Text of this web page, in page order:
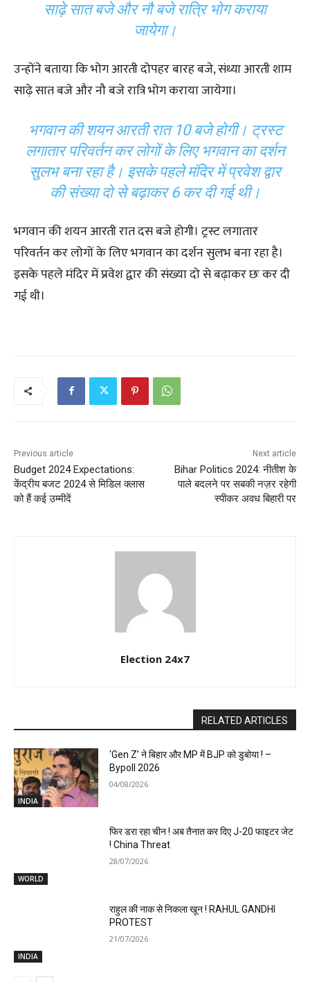
साढ़े सात बजे और नौ बजे रात्रि भोग कराया
जायेगा।
उन्होंने बताया कि भोग आरती दोपहर बारह बजे, संध्या आरती शाम
साढ़े सात बजे और नौ बजे रात्रि भोग कराया जायेगा।
भगवान की शयन आरती रात 10 बजे होगी। ट्रस्ट
लगातार परिवर्तन कर लोगों के लिए भगवान का दर्शन
सुलभ बना रहा है। इसके पहले मंदिर में प्रवेश द्वार
की संख्या दो से बढ़ाकर 6 कर दी गई थी।
भगवान की शयन आरती रात दस बजे होगी। ट्रस्ट लगातार
परिवर्तन कर लोगों के लिए भगवान का दर्शन सुलभ बना रहा है।
इसके पहले मंदिर में प्रवेश द्वार की संख्या दो से बढ़ाकर छः कर दी
गई थी।
Previous article
Budget 2024 Expectations:
केंद्रीय बजट 2024 से मिडिल क्लास
को हैं कई उम्मीदें
Next article
Bihar Politics 2024: नीतीश के
पाले बदलने पर सबकी नज़र रहेगी
स्पीकर अवध बिहारी पर
Election 24x7
RELATED ARTICLES
INDIA
‘Gen Z’ ने बिहार और MP में BJP को डुबोया ! –
Bypoll 2026
04/08/2026
WORLD
फिर डरा रहा चीन ! अब तैनात कर दिए J-20 फाइटर जेट
! China Threat
28/07/2026
INDIA
राहुल की नाक से निकला खून ! RAHUL GANDHI
PROTEST
21/07/2026